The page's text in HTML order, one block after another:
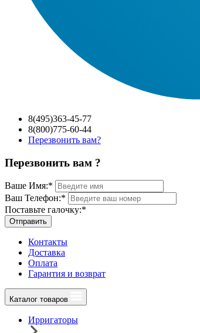
8(495)363-45-77
8(800)775-60-44
Перезвонить вам?
Перезвонить вам ?
Ваше Имя:*
Ваш Телефон:*
Поставьте галочку:*
Отправить
Контакты
Доставка
Оплата
Гарантия и возврат
Каталог товаров
Ирригаторы